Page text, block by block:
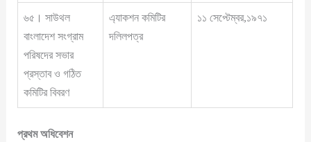
৬৫। সাউথল
বাংলাদেশ সংগ্রাম
পরিষদের সভার
প্রস্তাব ও গঠিত
কমিটির বিবরণ
এ্যাকশন কমিটির
দলিলপত্র
১১ সেপ্টেম্বর,১৯৭১
প্রথম অধিবেশন